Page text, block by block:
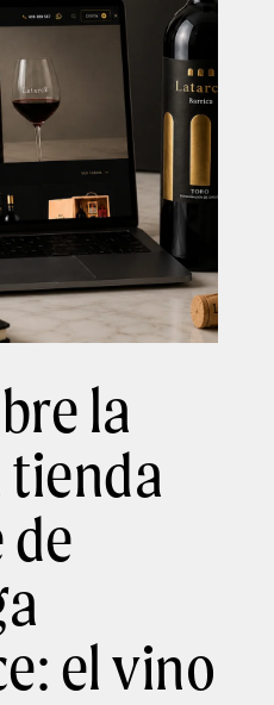
la
tienda
el vino